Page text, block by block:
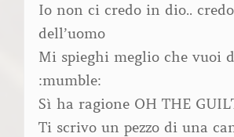
Io non ci credo in dio..
dell’uomo
Mi spieghi meglio che vuoi
:mumble:
Sì ha ragione OH THE
Ti scrivo un pezzo di una